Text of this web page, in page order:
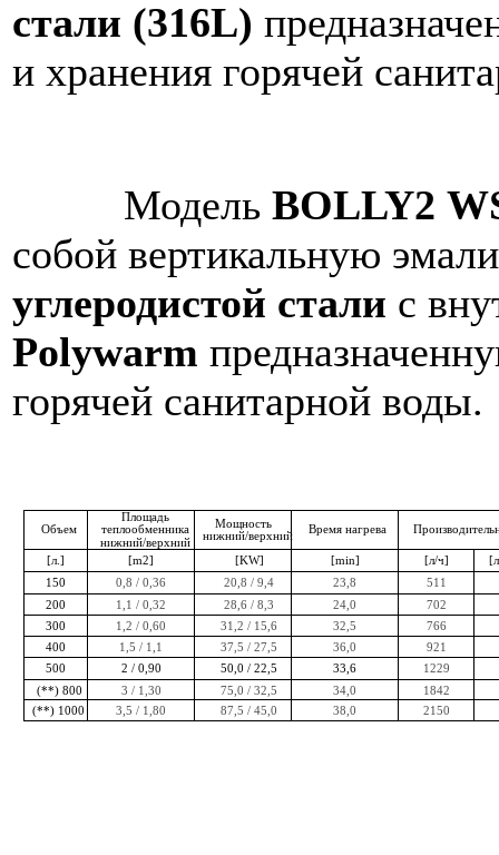
стали (316L)
и хранения горячей
Модель BOLLY2
собой вертикальную
углеродистой стали с
Polywarm
горячей санитарной воды.
Объем
Площадь
теплообменника
нижний/верхний
Мощность
нижний/верхний
Время нагрева
[л.] [m2] [KW] [min] [л/ч]
150
0,8 / 0,36 20,8 / 9,4 23,8
511
200
1,1 / 0,32 28,6 / 8,3 24,0
702
300
1,2 / 0,60 31,2 / 15,6 32,5
766
400
1,5 / 1,1 37,5 / 27,5 36,0
921
500
2 / 0,90 50,0 / 22,5 33,6
1229
(**)800 3 / 1,30 75,0 / 32,5 34,0
1842
(**) 1000 3,5 / 1,80 87,5 / 45,0 38,0 2150